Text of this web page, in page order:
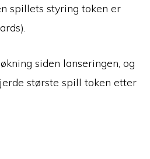
spillets styring token er
siden lanseringen, og
største spill token etter